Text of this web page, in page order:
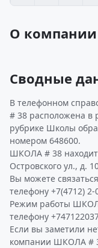
О компании
Сводные
В телефонном
# 38 расположена в
рубрике Школы
номером 648600.
ШКОЛА # 38
Островского ул., д.
Вы можете
телефону +7(4712)
Режим работы
телефону
Если вы заметили
компании ШКОЛА #